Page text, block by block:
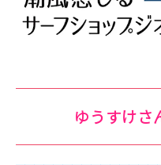
ゆうすけさ